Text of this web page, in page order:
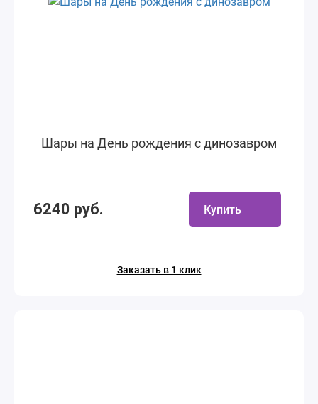
Шары на День рождения с динозавром
6240 руб. Купить
Заказать в 1 клик